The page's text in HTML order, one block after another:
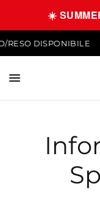
☀️
RESO DISPONIBILE